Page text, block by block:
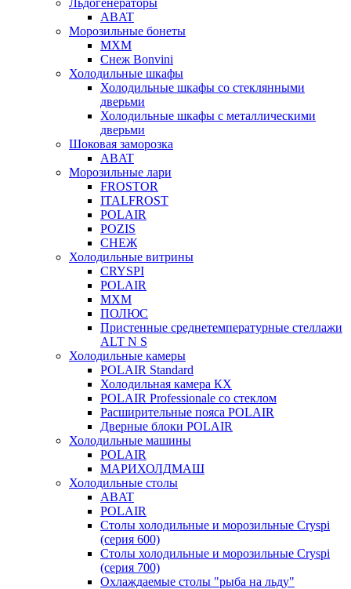
ABAT
Морозильные бонеты
МХМ
Снеж Bonvini
Холодильные шкафы
Холодильные шкафы cо стеклянными
дверьми
Холодильные шкафы с металлическими
дверьми
Шоковая заморозка
ABAT
Морозильные лари
FROSTOR
ITALFROST
POLAIR
POZIS
СНЕЖ
Холодильные витрины
CRYSPI
POLAIR
МХМ
ПОЛЮС
Пристенные среднетемпературные стеллажи
ALT N S
Холодильные камеры
POLAIR Standard
Холодильная камера КХ
POLAIR Professionale со стеклом
Расширительные пояса POLAIR
Дверные блоки POLAIR
Холодильные машины
POLAIR
МАРИХОЛДМАШ
Холодильные столы
ABAT
POLAIR
Столы холодильные и морозильные Cryspi
(серия 600)
Столы холодильные и морозильные Cryspi
(серия 700)
Охлаждаемые столы "рыба на льду"